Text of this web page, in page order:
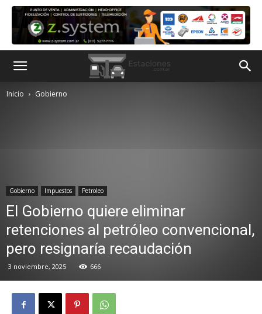
Inicio Gobierno
Gobierno Impuestos Petroleo
El Gobierno quiere eliminar
retenciones al petróleo convencional,
pero resignaría recaudación
3 noviembre, 2025 666